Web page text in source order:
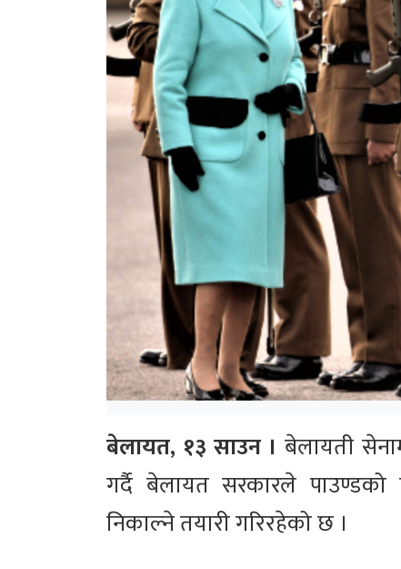
बेलायत, १३ साउन । बेलायती
गर्दै बेलायत सरकारले पाउण्डको
निकाल्ने तयारी गरिरहेको छ ।